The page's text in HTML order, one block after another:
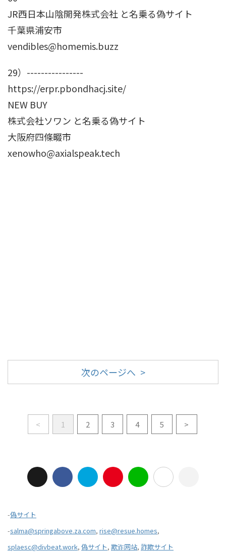
JR西日本山陰開発株式会社 と名乗る偽サイト
千葉県浦安市
vendibles@homemis.buzz
29）----------------
https://erpr.pbondhacj.site/
NEW BUY
株式会社ソワン と名乗る偽サイト
大阪府四條畷市
xenowho@axialspeak.tech
次のページへ >
< 1 2 3 4 5 >
-偽サイト
-salma@springabove.za.com, rise@resue.homes,
splaesc@divbeat.work, 偽サイト, 欺诈网站, 詐欺サイト